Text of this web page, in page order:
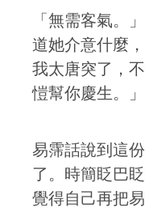
「無需客氣。
道她介意什麼
我太唐突了，
愷幫你慶生。」
易霈話說到這
了。時簡眨巴
覺得自己再把